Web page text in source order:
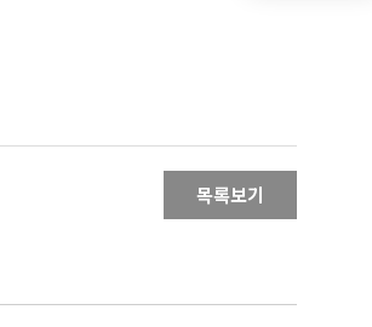
목록보기